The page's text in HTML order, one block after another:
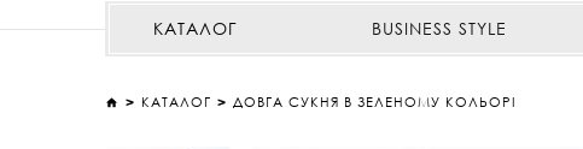
КАТАЛОГ BUSINESS STYLE
КАТАЛОГ ДОВГА СУКНЯ В ЗЕЛЕНОМУ КОЛЬОРІ